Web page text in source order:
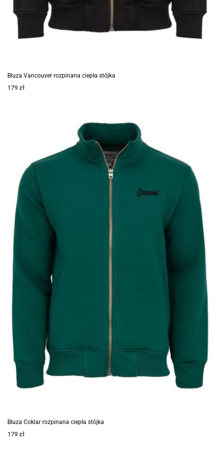
Bluza Vancouver rozpinana ciepła stójka
179 zł
Bluza Coklar rozpinana ciepła stójka
179 zł